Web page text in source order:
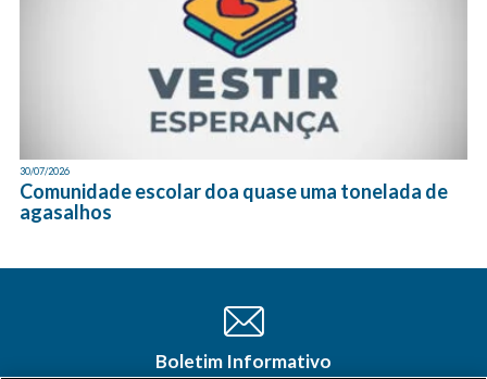
30/07/2026
Comunidade escolar doa quase uma tonelada de
agasalhos
Boletim Informativo